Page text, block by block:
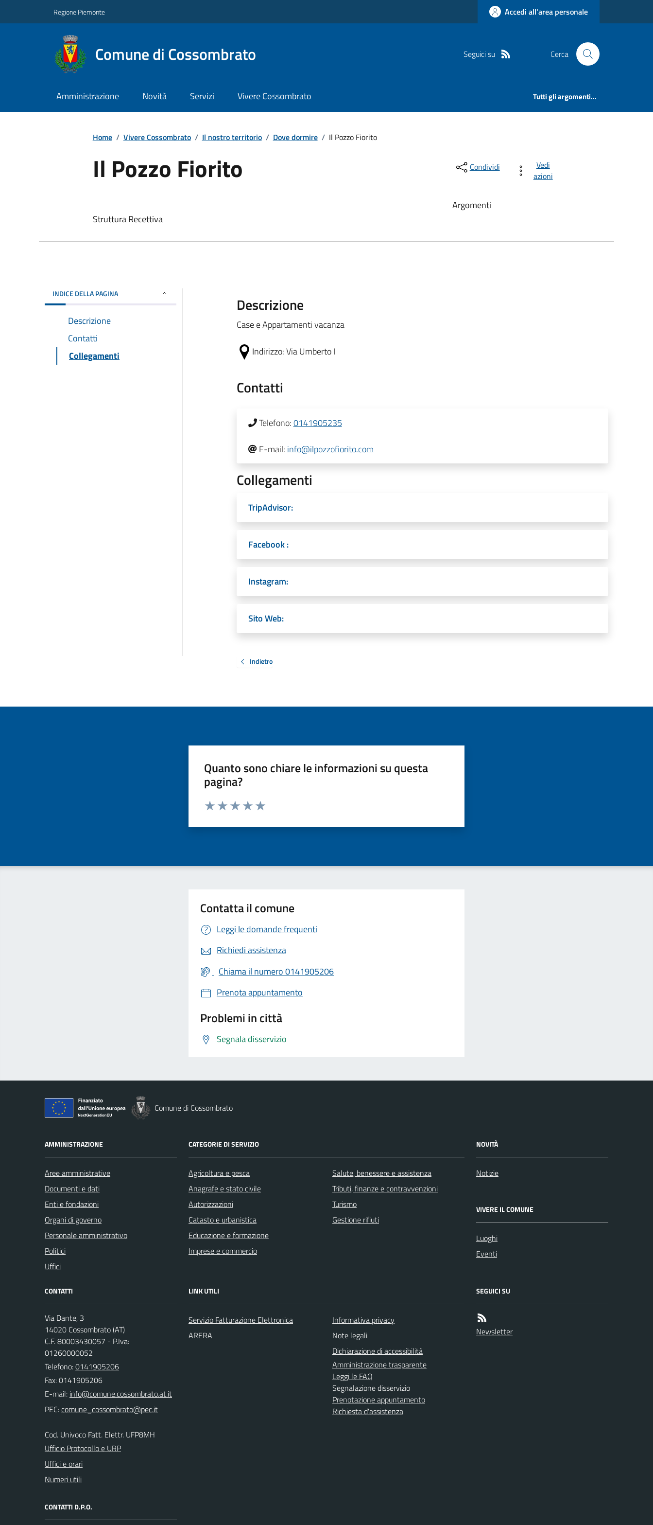
Regione Piemonte Accedi all'area personale
Comune di Cossombrato Seguici su Cerca
Amministrazione Novità Servizi Vivere Cossombrato Tutti gli argomenti...
Home / Vivere Cossombrato / Il nostro territorio / Dove dormire / Il Pozzo Fiorito
Il Pozzo Fiorito
Struttura Recettiva
Condividi
Vedi
azioni
Argomenti
INDICE DELLA PAGINA
Descrizione
Contatti
Collegamenti
Descrizione
Case e Appartamenti vacanza
Indirizzo:Via Umberto I
Contatti
Telefono:0141905235
E-mail: info@ilpozzofiorito.com
Collegamenti
TripAdvisor:
Facebook :
Instagram:
Sito Web:
Indietro
Quanto sono chiare le informazioni su questa
pagina?
Valuta da 1 a 5 stelle la pagina
Contatta il comune
Leggi le domande frequenti
Richiedi assistenza
Chiama il numero 0141905206
Prenota appuntamento
Problemi in città
Segnala disservizio
Comune di Cossombrato
AMMINISTRAZIONE
Aree amministrative
Documenti e dati
Enti e fondazioni
Organi di governo
Personale amministrativo
Politici
Uffici
CATEGORIE DI SERVIZIO
Agricoltura e pesca
Anagrafe e stato civile
Autorizzazioni
Catasto e urbanistica
Educazione e formazione
Imprese e commercio
Salute, benessere e assistenza
Tributi, finanze e contravvenzioni
Turismo
Gestione rifiuti
NOVITÀ
Notizie
VIVERE IL COMUNE
Luoghi
Eventi
CONTATTI
Via Dante, 3
14020 Cossombrato (AT)
C.F. 80003430057 - P.Iva:
01260000052
Telefono:0141905206
Fax: 0141905206
E-mail:
PEC:
Cod. Univoco Fatt. Elettr. UFP8MH
Ufficio Protocollo e URP
Uffici e orari
Numeri utili
CONTATTI D.P.O.
LINK UTILI
Servizio Fatturazione Elettronica
ARERA
Informativa privacy
Note legali
Dichiarazione di accessibilità
Amministrazione trasparente
Leggi le FAQ
Segnalazione disservizio
Prenotazione appuntamento
Richiesta d'assistenza
SEGUICI SU
Newsletter